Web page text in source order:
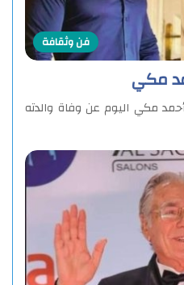
فن وثقافة
مكي
مكي اليوم عن وفاة والدته